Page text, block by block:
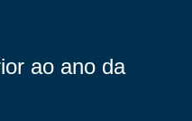
ao ano da